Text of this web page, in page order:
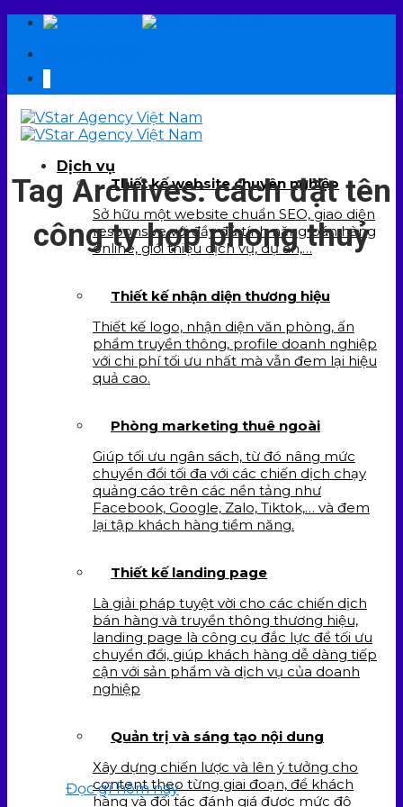
Skip
content
Dịch vụ
Thiết kế website chuyên nghiệp
Sở hữu một website chuẩn SEO, giao diện
responsive với đầy đủ tính năng bán hàng
online, giới thiệu dịch vụ, dự án,…
Thiết kế nhận diện thương hiệu
Thiết kế logo, nhận diện văn phòng, ấn
phẩm truyền thông, profile doanh nghiệp
với chi phí tối ưu nhất mà vẫn đem lại hiệu
quả cao.
Phòng marketing thuê ngoài
Giúp tối ưu ngân sách, từ đó nâng mức
chuyển đổi tối đa với các chiến dịch chạy
quảng cáo trên các nền tảng như
Facebook, Google, Zalo, Tiktok,… và đem
lại tập khách hàng tiềm năng.
Thiết kế landing page
Là giải pháp tuyệt vời cho các chiến dịch
bán hàng và truyền thông thương hiệu,
landing page là công cụ đắc lực để tối ưu
chuyển đổi, giúp khách hàng dễ dàng tiếp
cận với sản phẩm và dịch vụ của doanh
nghiệp
Quản trị và sáng tạo nội dung
Xây dựng chiến lược và lên ý tưởng cho
content theo từng giai đoạn, để khách
hàng và đối tác đánh giá được mức độ
Tag Archives:cách đặt tên
công ty hợp phong thuỷ
Đọc gì hôm nay